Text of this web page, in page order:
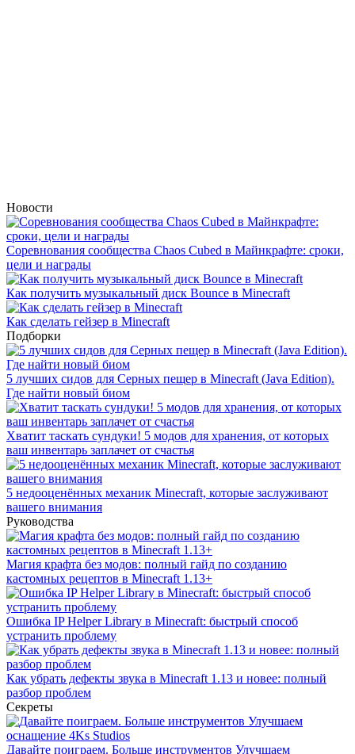
Новости
Соревнования сообщества Chaos Cubed в Майнкрафте: сроки,
цели и награды
Как получить музыкальный диск Bounce в Minecraft
Как сделать гейзер в Minecraft
Подборки
5 лучших сидов для Серных пещер в Minecraft (Java Edition).
Где найти новый биом
Хватит таскать сундуки! 5 модов для хранения, от которых
ваш инвентарь заплачет от счастья
5 недооценённых механик Minecraft, которые заслуживают
вашего внимания
Руководства
Магия крафта без модов: полный гайд по созданию
кастомных рецептов в Minecraft 1.13+
Ошибка IP Helper Library в Minecraft: быстрый способ
устранить проблему
Как убрать дефекты звука в Minecraft 1.13 и новее: полный
разбор проблем
Секреты
Давайте поиграем. Больше инструментов Улучшаем